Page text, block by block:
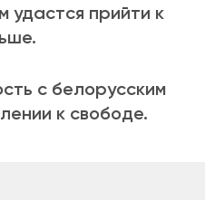
удастся прийти к
с белорусским
к свободе.